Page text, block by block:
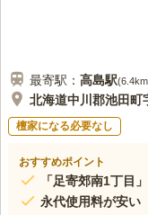
最寄駅： 高島駅(6.4km
北海道中川郡池田町
檀家になる必要なし
おすすめポイント
「足寄郊南1丁目
永代使用料が安い